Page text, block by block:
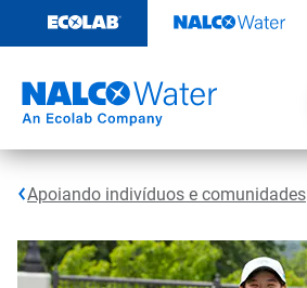
o
Apoiando indivíduos e comunidades